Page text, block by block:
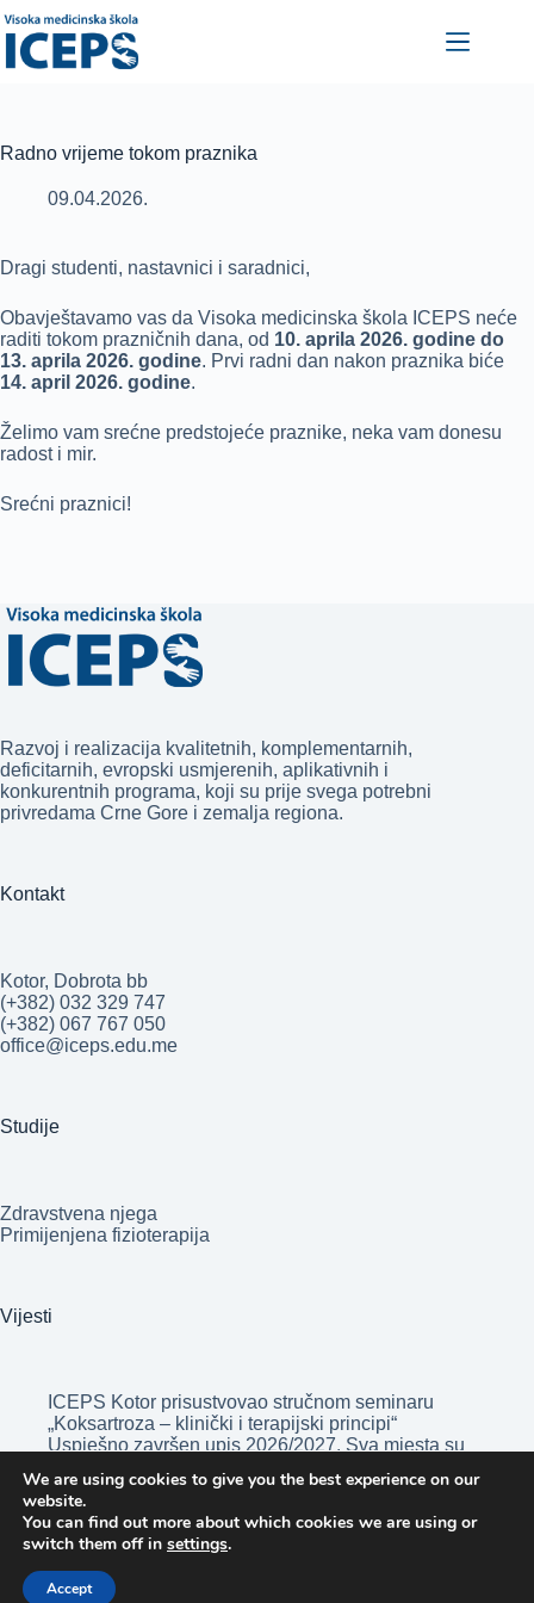
to
content
Radno vrijeme tokom praznika
09.04.2026.
Dragi studenti, nastavnici i saradnici,
Obavještavamo vas da Visoka medicinska škola ICEPS neće
raditi tokom prazničnih dana, od 10. aprila 2026. godine do
13. aprila 2026. godine. Prvi radni dan nakon praznika biće
14. april 2026. godine.
Želimo vam srećne predstojeće praznike, neka vam donesu
radost i mir.
Srećni praznici!
Razvoj i realizacija kvalitetnih, komplementarnih,
deficitarnih, evropski usmjerenih, aplikativnih i
konkurentnih programa, koji su prije svega potrebni
privredama Crne Gore i zemalja regiona.
Kontakt
Kotor, Dobrota bb
(+382) 032 329 747
(+382) 067 767 050
office@iceps.edu.me
Studije
Zdravstvena njega
Primijenjena fizioterapija
Vijesti
ICEPS Kotor prisustvovao stručnom seminaru
„Koksartroza – klinički i terapijski principi“
Uspješno završen upis 2026/2027. Sva mjesta su
Opšta bolnica „Blažo Jošov Orlandić” Bar nova
nastavna baza Visoke medicinske škole ICEPS
Kotor
JZU Opšta bolnica Bijelo Polje nova nastavna
baza Visoke medicinske škole ICEPS Kotor
Studenti ICEPS-a u Podgorici obilježavaju
We are using cookies to give you the best experience on our
website.
You can find out more about which cookies we are using or
switch them off in settings.
Accept